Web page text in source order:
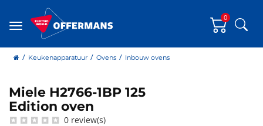
Menu
0
homeKeukenapparatuur Ovens Inbouw ovens
Miele
Miele H2766-1BP 125
Edition oven
0 review(s)